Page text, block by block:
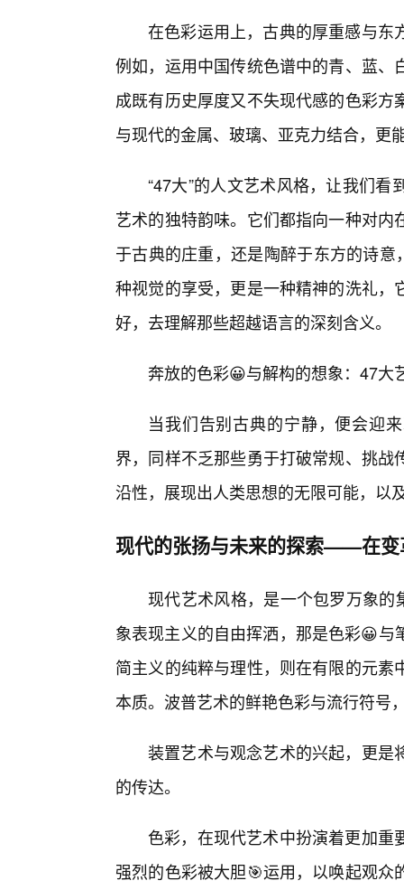
在色彩运用上，古典的厚重感与东
例如，运用中国传统色谱中的青、蓝
成既有历史厚度又不失现代感的色彩
与现代的金属、玻璃、亚克力结合，更
“47大”的人文艺术风格，让我们
艺术的独特韵味。它们都指向一种对
于古典的庄重，还是陶醉于东方的诗意
种视觉的享受，更是一种精神的洗礼
好，去理解那些超越语言的深刻含义。
奔放的色彩😀与解构的想象：47大
当我们告别古典的宁静，便会迎
界，同样不乏那些勇于打破常规、挑
沿性，展现出人类思想的无限可能，以
现代的张扬与未来的探索——在变
现代艺术风格，是一个包罗万象的
象表现主义的自由挥洒，那是色彩😀
简主义的纯粹与理性，则在有限的元
本质。波普艺术的鲜艳色彩与流行符号
装置艺术与观念艺术的兴起，更
的传达。
色彩，在现代艺术中扮演着更加重
强烈的色彩被大胆🎯运用，以唤起观